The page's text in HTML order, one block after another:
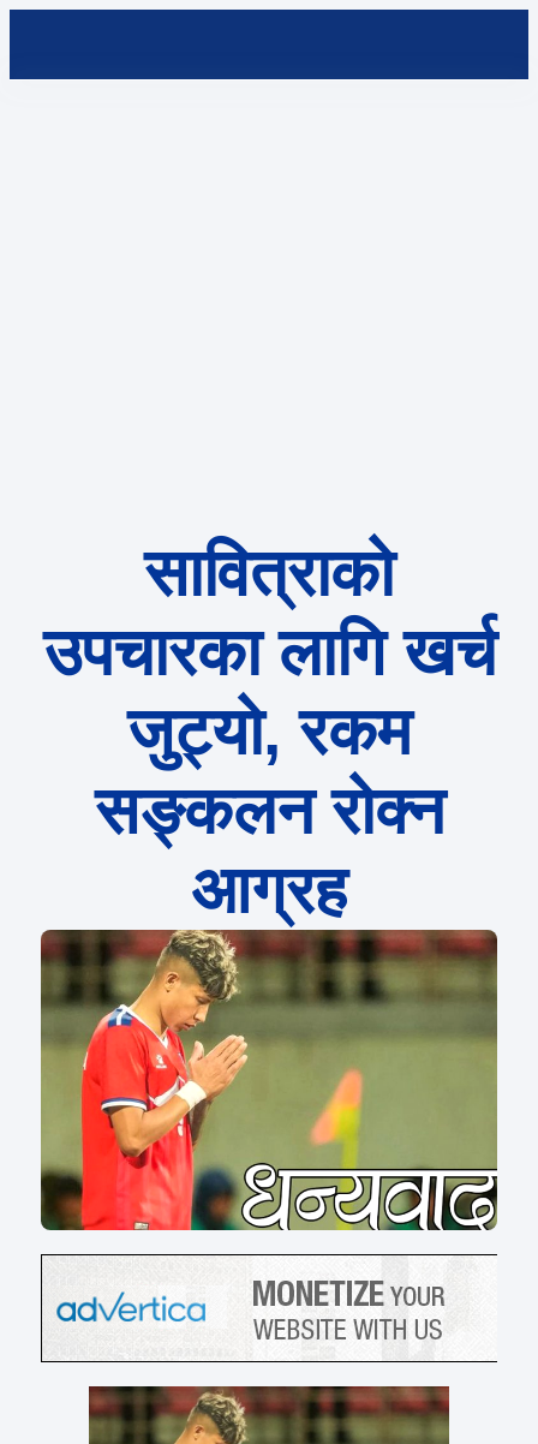
सावित्राको
उपचारका लागि खर्च
जुट्यो, रकम
सङ्कलन रोक्न
आग्रह